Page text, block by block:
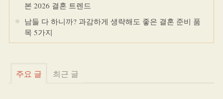
본 2026 결혼 트렌드
남들 다 하니까? 과감하게 생략해도 좋은 결혼 준비 품
목 5가지
주요 글 최근 글